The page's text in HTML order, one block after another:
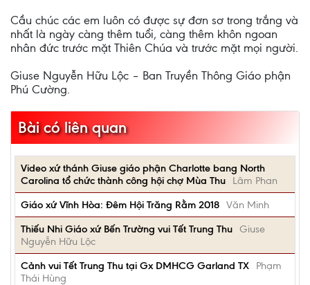
Cầu chúc các em luôn có được sự đơn sơ trong trắng và
nhất là ngày càng thêm tuổi, càng thêm khôn ngoan
nhân đức trước mặt Thiên Chúa và trước mặt mọi người.
Giuse Nguyễn Hữu Lộc – Ban Truyền Thông Giáo phận
Phú Cường.
Bài có liên quan
Video xứ thánh Giuse giáo phận Charlotte bang North
Carolina tổ chức thành công hội chợ Mùa Thu
Lâm Phan
Giáo xứ Vĩnh Hòa: Đêm Hội Trăng Rằm 2018 Văn Minh
Thiếu Nhi Giáo xứ Bến Trường vui Tết Trung Thu Giuse
Nguyễn Hữu Lộc
Cảnh vui Tết Trung Thu tại Gx DMHCG Garland TX
Phạm
Thái Hùng